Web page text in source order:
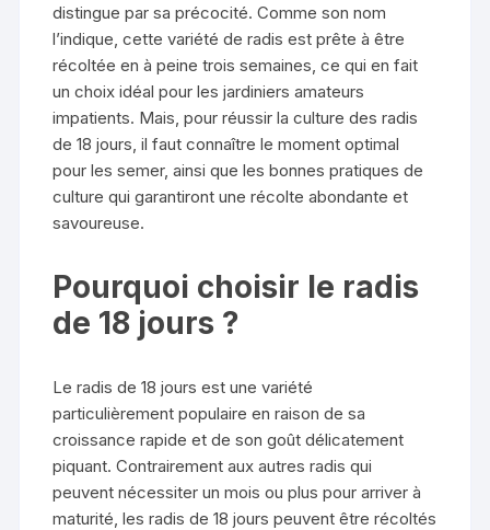
distingue par sa précocité. Comme son nom
l’indique, cette variété de radis est prête à être
récoltée en à peine trois semaines, ce qui en fait
un choix idéal pour les jardiniers amateurs
impatients. Mais, pour réussir la culture des radis
de 18 jours, il faut connaître le moment optimal
pour les semer, ainsi que les bonnes pratiques de
culture qui garantiront une récolte abondante et
savoureuse.
Pourquoi choisir le radis
de 18 jours ?
Le radis de 18 jours est une variété
particulièrement populaire en raison de sa
croissance rapide et de son goût délicatement
piquant. Contrairement aux autres radis qui
peuvent nécessiter un mois ou plus pour arriver à
maturité, les radis de 18 jours peuvent être récoltés